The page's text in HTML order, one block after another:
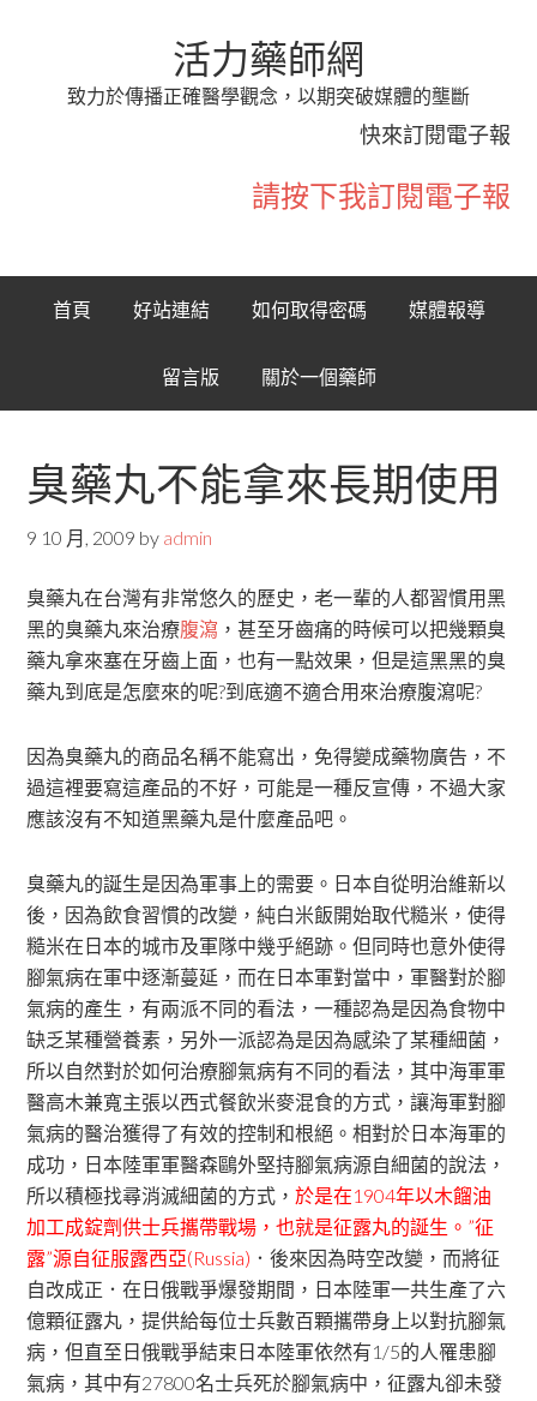
活力藥師網
致力於傳播正確醫學觀念，以期突破媒體的壟斷
快來訂閱電子報
請按下我訂閱電子報
首頁 好站連結 如何取得密碼 媒體報導
留言版 關於一個藥師
臭藥丸不能拿來長期使用
9 10 月, 2009 by admin
臭藥丸在台灣有非常悠久的歷史，老一輩的人都習慣用黑
黑的臭藥丸來治療腹瀉 ，甚至牙齒痛的時候可以把幾顆臭
藥丸拿來塞在牙齒上面，也有一點效果，但是這黑黑的臭
藥丸到底是怎麼來的呢?到底適不適合用來治療腹瀉呢?
因為臭藥丸的商品名稱不能寫出，免得變成藥物廣告，不
過這裡要寫這產品的不好，可能是一種反宣傳，不過大家
應該沒有不知道黑藥丸是什麼產品吧。
臭藥丸的誕生是因為軍事上的需要。日本自從明治維新以
後，因為飲食習慣的改變，純白米飯開始取代糙米，使得
糙米在日本的城市及軍隊中幾乎絕跡。但同時也意外使得
腳氣病在軍中逐漸蔓延，而在日本軍對當中，軍醫對於腳
氣病的產生，有兩派不同的看法，一種認為是因為食物中
缺乏某種營養素，另外一派認為是因為感染了某種細菌，
所以自然對於如何治療腳氣病有不同的看法，其中海軍軍
醫高木兼寬主張以西式餐飲米麥混食的方式，讓海軍對腳
氣病的醫治獲得了有效的控制和根絕。相對於日本海軍的
成功，日本陸軍軍醫森鷗外堅持腳氣病源自細菌的說法，
所以積極找尋消滅細菌的方式，於是在1904年以木餾油
加工成錠劑供士兵攜帶戰場，也就是征露丸的誕生。”征
露”源自征服露西亞(Russia) ．後來因為時空改變，而將征
自改成正．在日俄戰爭爆發期間，日本陸軍一共生產了六
億顆征露丸，提供給每位士兵數百顆攜帶身上以對抗腳氣
病，但直至日俄戰爭結束日本陸軍依然有1/5的人罹患腳
氣病，其中有27800名士兵死於腳氣病中，征露丸卻未發